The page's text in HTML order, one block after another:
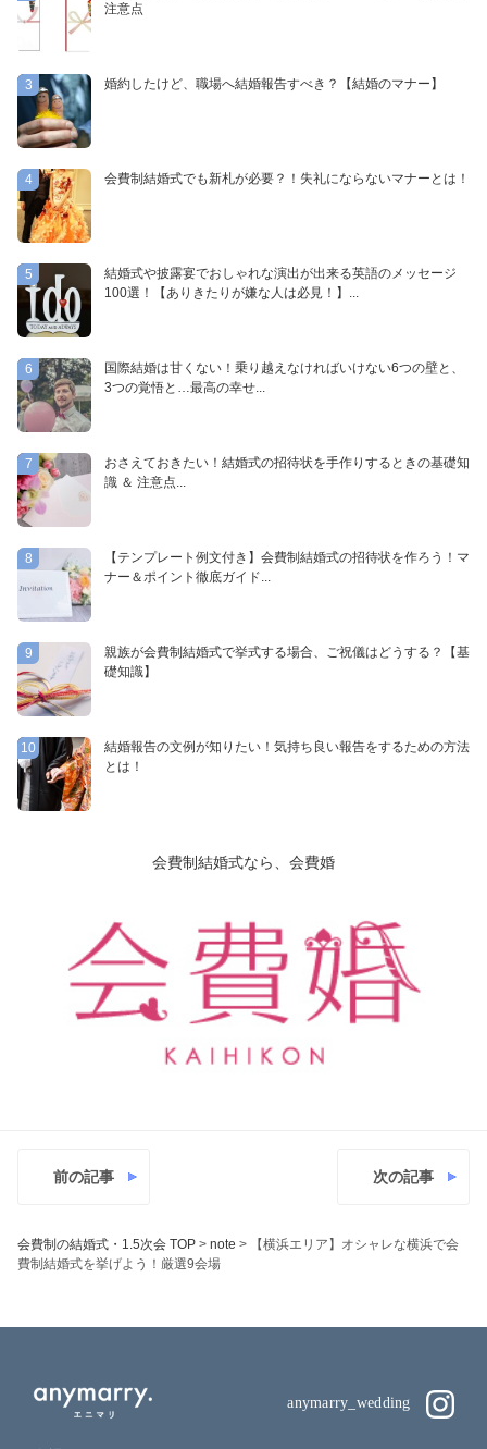
注意点
3 婚約したけど、職場へ結婚報告すべき？【結婚のマナー】
4 会費制結婚式でも新札が必要？！失礼にならないマナーとは！
5
結婚式や披露宴でおしゃれな演出が出来る英語のメッセージ
100選！【ありきたりが嫌な人は必見！】...
6
国際結婚は甘くない！乗り越えなければいけない6つの壁と、
3つの覚悟と…最高の幸せ...
7
おさえておきたい！結婚式の招待状を手作りするときの基礎知
識 ＆ 注意点...
8
【テンプレート例文付き】会費制結婚式の招待状を作ろう！マ
ナー＆ポイント徹底ガイド...
9
親族が会費制結婚式で挙式する場合、ご祝儀はどうする？【基
礎知識】
10
結婚報告の文例が知りたい！気持ち良い報告をするための方法
とは！
会費制結婚式なら、会費婚
前の記事 次の記事
会費制の結婚式・1.5次会 TOP > note >
【横浜エリア】オシャレな横浜で会
費制結婚式を挙げよう！厳選9会場
anymarry_wedding